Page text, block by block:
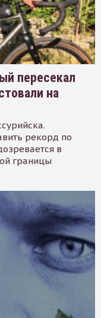
пересекал
на
рекорд по
в
границы